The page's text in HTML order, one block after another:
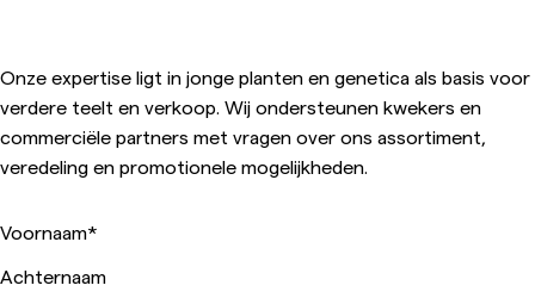
Onze expertise ligt in jonge planten en genetica als basis voor
verdere teelt en verkoop. Wij ondersteunen kwekers en
commerciële partners met vragen over ons assortiment,
veredeling en promotionele mogelijkheden.
Voornaam*
Achternaam